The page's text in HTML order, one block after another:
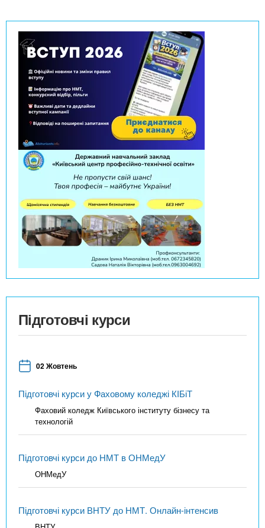
Підготовчі курси
02 Жовтень
Підготовчі курси у Фаховому коледжі КІБіТ
Фаховий коледж Київського інституту бізнесу та
технологій
Підготовчі курси до НМТ в ОНМедУ
ОНМедУ
Підготовчі курси ВНТУ до НМТ. Онлайн-інтенсив